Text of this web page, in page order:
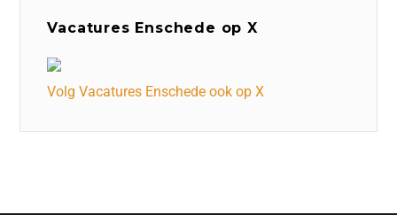
Vacatures Enschede op X
Volg Vacatures Enschede ook op X